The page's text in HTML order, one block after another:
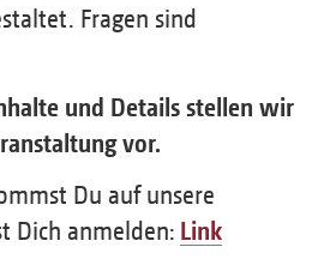
Fragen sind
und Details stellen wir
vor.
Du auf unsere
Dich anmelden: Link